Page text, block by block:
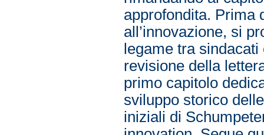
approfondita. Prima
all’innovazione, si
legame tra
revisione della
primo capitolo
sviluppo storico
iniziali di